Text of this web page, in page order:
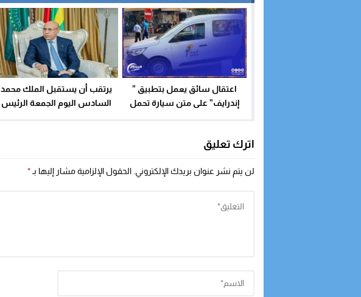
اعتقال سائق يعمل بتطبيق ”
إندرايف” على متن سيارة تحمل
يرتقب أن يستقبل الملك محمد
السادس اليوم الجمعة الرئيس
اترك تعليق
لن يتم نشر عنوان بريدك الإلكتروني. الحقول الإلزامية مشار إليها بـ *